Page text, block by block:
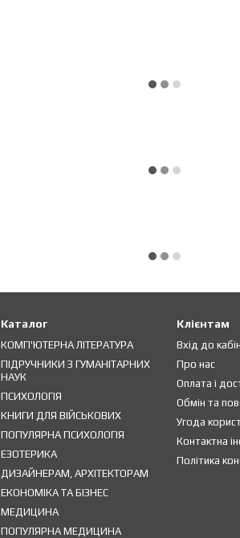
Каталог
КОМП'ЮТЕРНА ЛІТЕРАТУРА
ПІДРУЧНИКИ З ГУМАНІТАРНИХ
НАУК
ПСИХОЛОГІЯ
КНИГИ ДЛЯ ВІЙСЬКОВИХ
ПОПУЛЯРНА ПСИХОЛОГІЯ
ЕЗОТЕРИКА
ДИЗАЙНЕРАМ, АРХІТЕКТОРАМ
ЕКОНОМІКА ТА БІЗНЕС
МЕДИЦИНА
ПОПУЛЯРНА МЕДИЦИНА
Клієнтам
Вхід до
Про нас
Оплата і
Обмін та
Угода
Контактна
Політика